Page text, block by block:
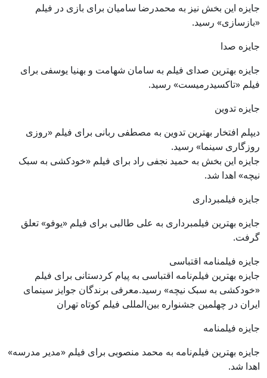
جایزه این بخش نیز به محمدرضا سامیان برای بازی در فیلم
«بازسازی» رسید.
جایزه صدا
جایزه بهترین صدای فیلم به سامان شهامت و بهنیا یوسفی برای
فیلم «تاکسیدرمیست» رسید.
جایزه تدوین
دیپلم افتخار بهترین تدوین به مصطفی ربانی برای فیلم «روزی
روزگاری سینما» رسید.
جایزه این بخش به حمید نجفی راد برای فیلم «خودکشی به سبک
نیچه» اهدا شد.
جایزه فیلمبرداری
جایزه بهترین فیلمبرداری به علی طالبی برای فیلم «یوفو» تعلق
گرفت.
جایزه فیلمنامه اقتباسی
جایزه بهترین فیلم‌نامه اقتباسی به پیام کردستانی برای فیلم
«خودکشی به سبک نیچه» رسید.معرفی برندگان جوایز سینمای
ایران در چهلمین جشنواره بین‌المللی فیلم کوتاه تهران
جایزه فیلمنامه
جایزه بهترین فیلم‌نامه به محمد منصوبی برای فیلم «مدیر مدرسه»
اهدا شد.